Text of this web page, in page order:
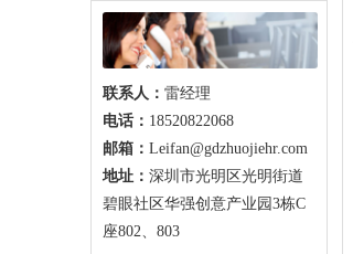
联系人： 雷经理
电话： 18520822068
邮箱： Leifan@gdzhuojiehr.com
地址： 深圳市光明区光明街道
碧眼社区华强创意产业园3栋C
座802、803